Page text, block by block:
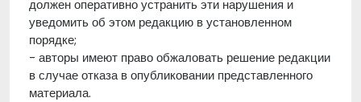
должен оперативно устранить эти нарушения и
уведомить об этом редакцию в установленном
порядке;
- авторы имеют право обжаловать решение редакции
в случае отказа в опубликовании представленного
материала.